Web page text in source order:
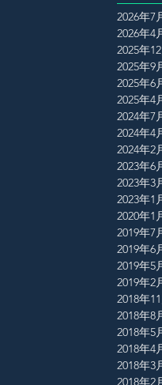
2026年7
2026年4
2025年
2025年9
2025年6
2025年4
2024年7
2024年4
2024年2
2023年6
2023年3
2023年1
2020年1
2019年7
2019年6
2019年5
2019年2
2018年
2018年8
2018年5
2018年4
2018年3
2018年2